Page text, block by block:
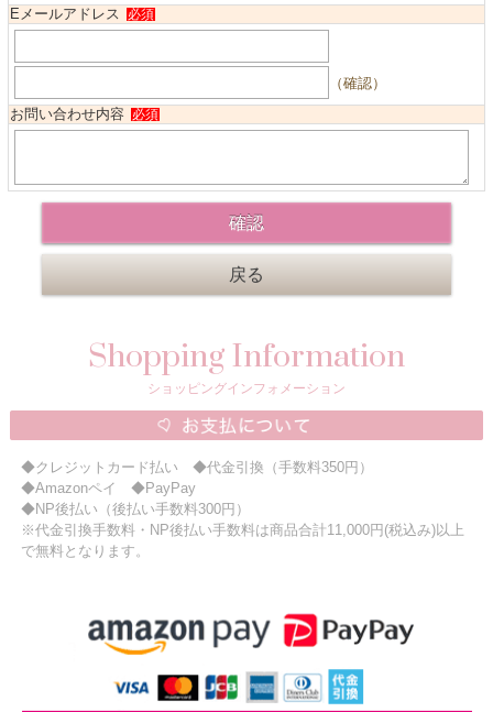
Eメールアドレス 必須
（確認）
お問い合わせ内容
必須
Shopping Information
ショッピングインフォメーション
◆クレジットカード払い ◆代金引換（手数料350円）
◆Amazonペイ ◆PayPay
◆NP後払い（後払い手数料300円）
※代金引換手数料・NP後払い手数料は商品合計11,000円(税込み)以上
で無料となります。
お支払・送料
サイズの測り方
ブログ
ニュースレター購読
マイページログイン
お問い合わせ
当店は持続可能な開発目標「SDGs」を推進しています。